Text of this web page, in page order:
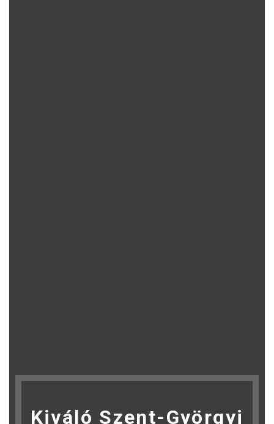
Kiváló Szent-Györgyi